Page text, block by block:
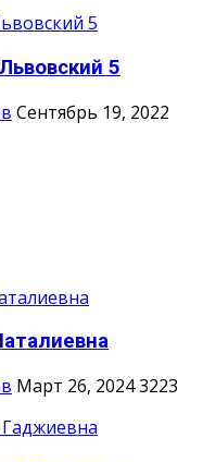
5
Сентябрь 19, 2022
Март 26, 20243223